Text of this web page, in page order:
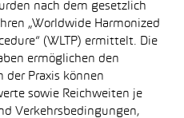
nach dem gesetzlich
„Worldwide Harmonized
(WLTP) ermittelt. Die
ermöglichen den
der Praxis können
sowie Reichweiten je
Verkehrsbedingungen,